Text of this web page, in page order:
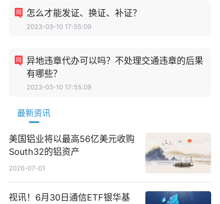
怎么才能发证、换证、补证？
2023-03-10 17:55:09
异地违章代办可以吗？不处理交通违章的后果
有哪些？
2023-03-10 17:55:09
最新资讯
美国铝业将以最高56亿美元收购
South32的铝资产
2026-07-01
视讯！6月30日通信ETF银华基